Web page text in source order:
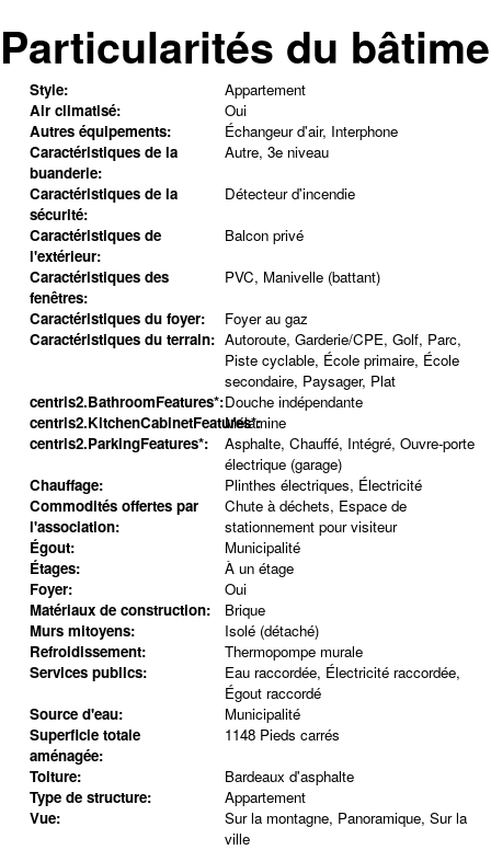
Particularités du
Style:
Appartement
Air climatisé:
Oui
Autres équipements:
Échangeur d'air, Interphone
Caractéristiques de la
buanderie:
Autre, 3e niveau
Caractéristiques de la
sécurité:
Détecteur d'incendie
Caractéristiques de
l'extérieur:
Balcon privé
Caractéristiques des
fenêtres:
PVC, Manivelle (battant)
Caractéristiques du foyer:
Foyer au gaz
Caractéristiques du terrain: Autoroute, Garderie/CPE, Golf, Parc,
Piste cyclable, École primaire, École
secondaire, Paysager, Plat
centris2.BathroomFeatures*:Douche indépendante
centris2.KitchenCabinetFeatures*:
Mélamine
centris2.ParkingFeatures*:
Asphalte, Chauffé, Intégré, Ouvre-porte
électrique (garage)
Chauffage:
Plinthes électriques, Électricité
Commodités offertes par
l'association:
Chute à déchets, Espace de
stationnement pour visiteur
Égout:
Municipalité
Étages:
À un étage
Foyer:
Oui
Matériaux de construction:
Brique
Murs mitoyens:
Isolé (détaché)
Refroidissement:
Thermopompe murale
Services publics:
Eau raccordée, Électricité raccordée,
Égout raccordé
Source d'eau:
Municipalité
Superficie totale
aménagée:
1148 Pieds carrés
Toiture:
Bardeaux d'asphalte
Type de structure:
Appartement
Vue:
Sur la montagne, Panoramique, Sur la
ville